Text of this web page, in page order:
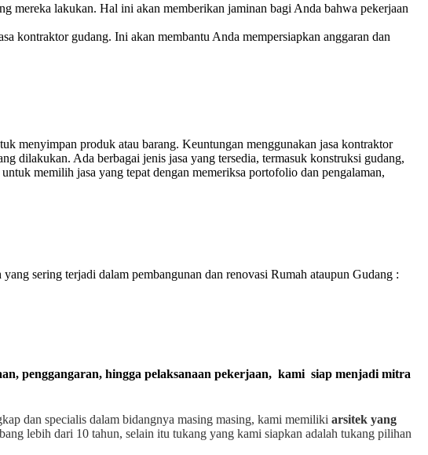
mereka lakukan. Hal ini akan memberikan jaminan bagi Anda bahwa pekerjaan
kontraktor gudang. Ini akan membantu Anda mempersiapkan anggaran dan
menyimpan produk atau barang. Keuntungan menggunakan jasa kontraktor
dilakukan. Ada berbagai jenis jasa yang tersedia, termasuk konstruksi gudang,
memilih jasa yang tepat dengan memeriksa portofolio dan pengalaman,
sering terjadi dalam pembangunan dan renovasi Rumah ataupun Gudang :
penggangaran, hingga pelaksanaan pekerjaan, kami siap menjadi mitra
dan specialis dalam bidangnya masing masing, kami memiliki arsitek yang
lebih dari 10 tahun, selain itu tukang yang kami siapkan adalah tukang pilihan